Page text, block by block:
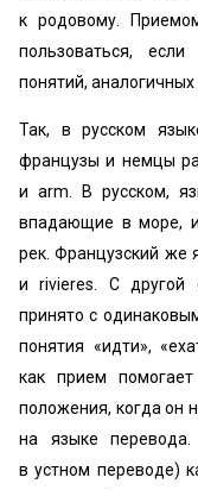
к родовому.
пользоваться,
понятий,
Так, в русском
французы и немцы
и arm. В русском,
впадающие в море,
рек. Французский же
и rivieres. С другой
принято с
понятия «идти»,
как прием
положения, когда он
на языке
в устном переводе)